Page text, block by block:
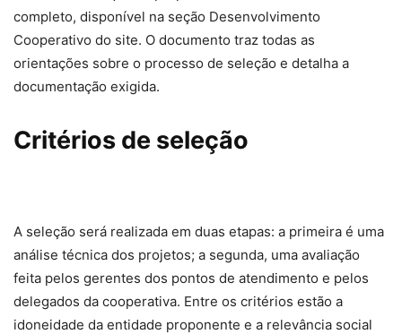
completo, disponível na seção Desenvolvimento
Cooperativo do site. O documento traz todas as
orientações sobre o processo de seleção e detalha a
documentação exigida.
Critérios de seleção
A seleção será realizada em duas etapas: a primeira é uma
análise técnica dos projetos; a segunda, uma avaliação
feita pelos gerentes dos pontos de atendimento e pelos
delegados da cooperativa. Entre os critérios estão a
idoneidade da entidade proponente e a relevância social